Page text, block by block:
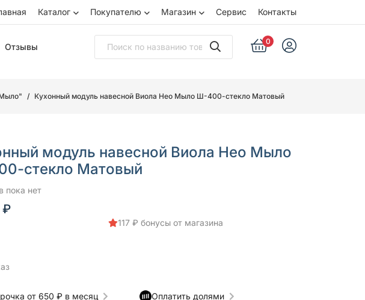
Каталог Покупателю Магазин Сервис Контакты
Отзывы
0
Кухонный модуль навесной Виола Нео Мыло Ш-400-стекло Матовый
модуль навесной Виола Нео Мыло
стекло Матовый
пока нет
₽
117 ₽ бонусы от магазина
от 650 ₽ в месяц Оплатить долями